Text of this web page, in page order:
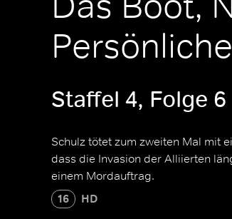
Staffel 4, Folge 6
Schulz tötet zum zweiten Mal mit
dass die Invasion der Alliierten
einem Mordauftrag.
16 HD